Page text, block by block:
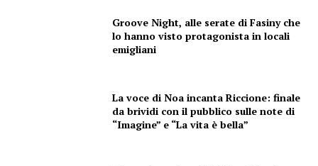
Groove Night, alle serate di Fasiny che
lo hanno visto protagonista in locali
emigliani
La voce di Noa incanta Riccione: finale
da brividi con il pubblico sulle note di
“Imagine” e “La vita è bella”